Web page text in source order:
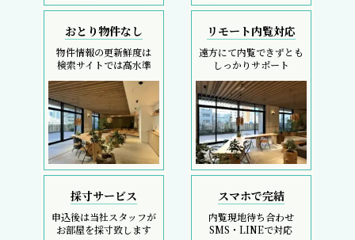
おとり物件なし
物件情報の更新鮮度は
検索サイトでは高水準
リモート内覧対応
遠方にて内覧できずとも
しっかりサポート
採寸サービス
申込後は当社スタッフが
お部屋を採寸致します
スマホで完結
内覧現地待ち合わせ
SMS・LINEで対応